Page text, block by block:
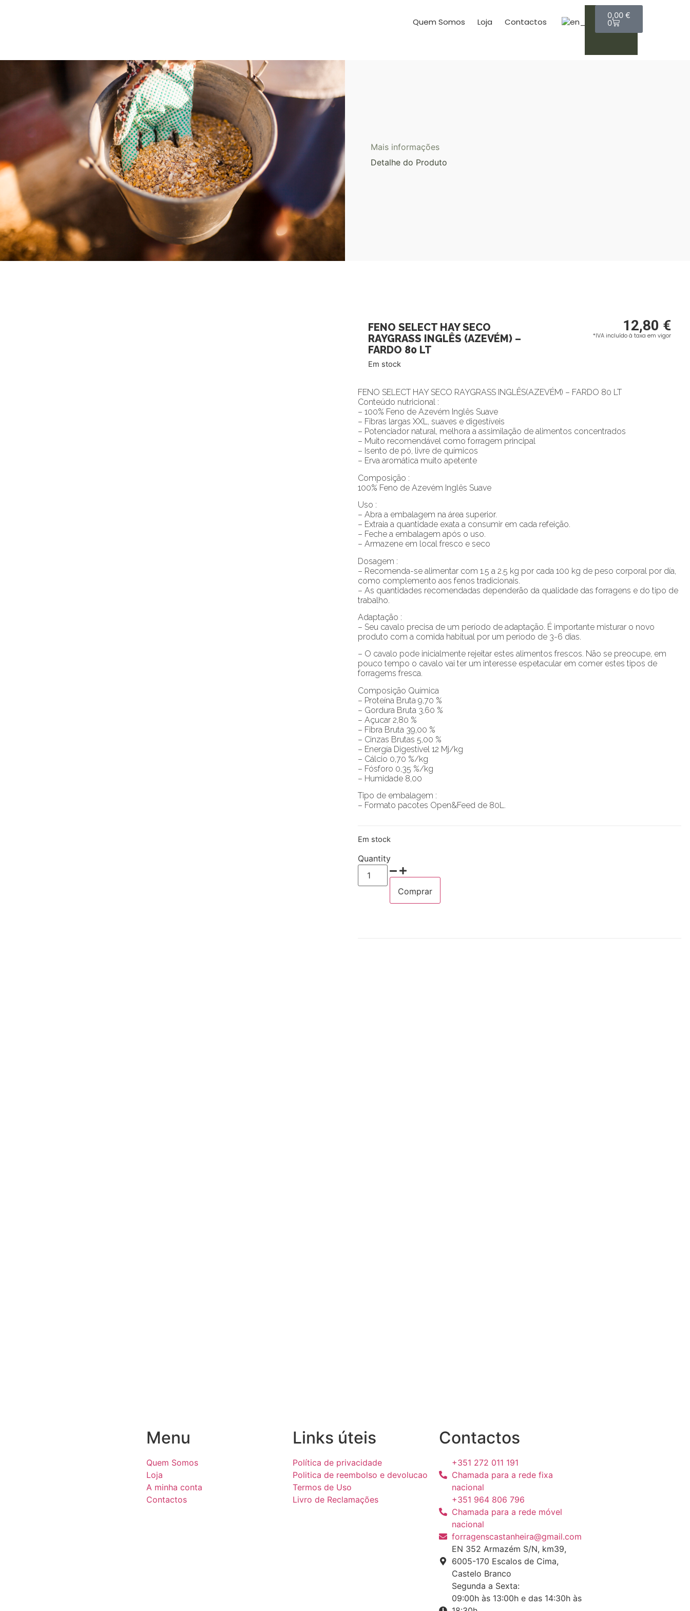
Quem Somos Loja Contactos
0,00€
0
Mais informações
Detalhe do Produto
FENO SELECT HAY SECO
RAYGRASS INGLÊS (AZEVÉM) –
FARDO 80 LT
Em stock
12,80 €
*IVA incluído à taxa em vigor
FENO SELECT HAY SECO RAYGRASS INGLÊS(AZEVÉM) – FARDO 80 LT
Conteúdo nutricional :
– 100% Feno de Azevém Inglês Suave
– Fibras largas XXL, suaves e digestíveis
– Potenciador natural, melhora a assimilação de alimentos concentrados
– Muito recomendável como forragem principal
– Isento de pó, livre de químicos
– Erva aromática muito apetente
Composição :
100% Feno de Azevém Inglês Suave
Uso :
– Abra a embalagem na área superior.
– Extraia a quantidade exata a consumir em cada refeição.
– Feche a embalagem após o uso.
– Armazene em local fresco e seco
Dosagem :
– Recomenda-se alimentar com 1.5 a 2.5 kg por cada 100 kg de peso corporal por día,
como complemento aos fenos tradicionais.
– As quantidades recomendadas dependerão da qualidade das forragens e do tipo de
trabalho.
Adaptação :
– Seu cavalo precisa de um período de adaptação. É importante misturar o novo
produto com a comida habitual por um período de 3-6 dias.
– O cavalo pode inicialmente rejeitar estes alimentos frescos. Não se preocupe, em
pouco tempo o cavalo vai ter um interesse espetacular em comer estes tipos de
forragems fresca.
Composição Química
– Proteína Bruta 9,70 %
– Gordura Bruta 3,60 %
– Açucar 2,80 %
– Fibra Bruta 39,00 %
– Cinzas Brutas 5,00 %
– Energía Digestível 12 Mj/kg
– Cálcio 0,70 %/kg
– Fósforo 0,35 %/kg
– Humidade 8,00
Tipo de embalagem :
– Formato pacotes Open&Feed de 80L.
Em stock
Quantity
Comprar
Menu
Quem Somos
Loja
A minha conta
Contactos
Links úteis
Política de privacidade
Politica de reembolso e devolucao
Termos de Uso
Livro de Reclamações
Contactos
+351 272 011 191
Chamada para a rede fixa
nacional
+351 964 806 796
Chamada para a rede móvel
nacional
forragenscastanheira@gmail.com
EN 352 Armazém S/N, km39,
6005-170 Escalos de Cima,
Castelo Branco
Segunda a Sexta:
09:00h às 13:00h e das 14:30h às